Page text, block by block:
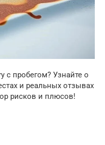
с пробегом? Узнайте о
и реальных отзывах
рисков и плюсов!